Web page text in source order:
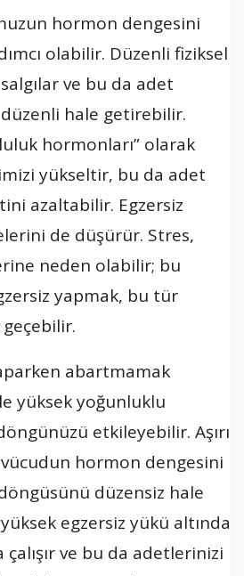
hormon dengesini
olabilir. Düzenli fiziksel
ve bu da adet
hale getirebilir.
hormonları” olarak
yükseltir, bu da adet
azaltabilir. Egzersiz
de düşürür. Stres,
neden olabilir; bu
yapmak, bu tür
abartmamak
yüksek yoğunluklu
etkileyebilir. Aşırı
hormon dengesini
düzensiz hale
egzersiz yükü altında
ve bu da adetlerinizi